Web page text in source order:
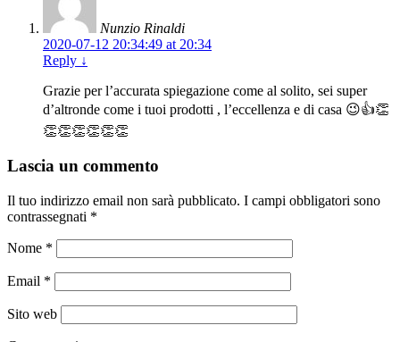
Nunzio Rinaldi
2020-07-12 20:34:49 at 20:34
Reply ↓
Grazie per l’accurata spiegazione come al solito, sei super
d’altronde come i tuoi prodotti , l’eccellenza e di casa 😉👍👏
👏👏👏👏👏👏
Lascia un commento
Il tuo indirizzo email non sarà pubblicato. I campi obbligatori sono
contrassegnati *
Nome *
Email *
Sito web